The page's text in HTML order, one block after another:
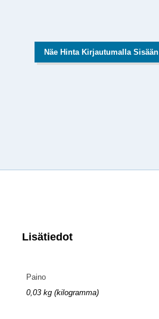
Näe Hinta Kirjautumalla Sisään
Lisätiedot
Paino
0,03 kg (kilogramma)